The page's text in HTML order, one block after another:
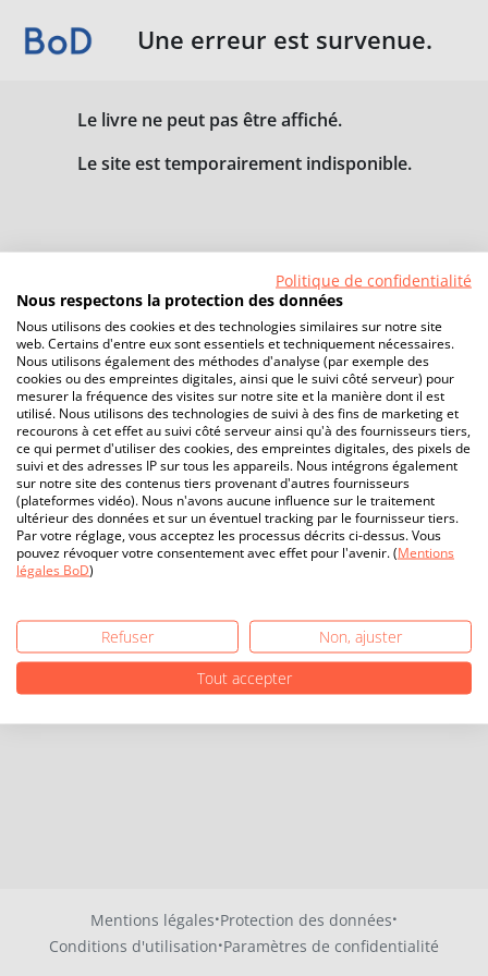
Une erreur est survenue.
Le livre ne peut pas être affiché.
Le site est temporairement indisponible.
Mentions légales·Protection des données·
Conditions d'utilisation·Paramètres de confidentialité
Politique de confidentialité
Nous respectons la protection des données
Nous utilisons des cookies et des technologies similaires sur notre site
web. Certains d'entre eux sont essentiels et techniquement nécessaires.
Nous utilisons également des méthodes d'analyse (par exemple des
cookies ou des empreintes digitales, ainsi que le suivi côté serveur) pour
mesurer la fréquence des visites sur notre site et la manière dont il est
utilisé. Nous utilisons des technologies de suivi à des fins de marketing et
recourons à cet effet au suivi côté serveur ainsi qu'à des fournisseurs tiers,
ce qui permet d'utiliser des cookies, des empreintes digitales, des pixels de
suivi et des adresses IP sur tous les appareils. Nous intégrons également
sur notre site des contenus tiers provenant d'autres fournisseurs
(plateformes vidéo). Nous n'avons aucune influence sur le traitement
ultérieur des données et sur un éventuel tracking par le fournisseur tiers.
Par votre réglage, vous acceptez les processus décrits ci-dessus. Vous
pouvez révoquer votre consentement avec effet pour l'avenir. (Mentions
légales BoD)
Refuser
Non, ajuster
Tout accepter